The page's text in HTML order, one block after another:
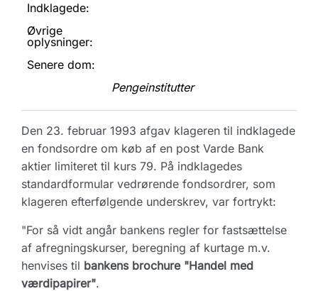
Indklagede:
Øvrige
oplysninger:
Senere dom:
Pengeinstitutter
Den 23. februar 1993 afgav klageren til indklagede
en fondsordre om køb af en post Varde Bank
aktier limiteret til kurs 79. På indklagedes
standardformular vedrørende fondsordrer, som
klageren efterfølgende underskrev, var fortrykt:
"For så vidt angår bankens regler for fastsættelse
af afregningskurser, beregning af kurtage m.v.
henvises til bankens brochure "Handel med
værdipapirer".